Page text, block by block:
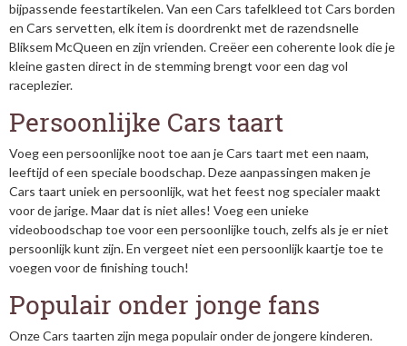
bijpassende feestartikelen. Van een Cars tafelkleed tot Cars borden
en Cars servetten, elk item is doordrenkt met de razendsnelle
Bliksem McQueen en zijn vrienden. Creëer een coherente look die je
kleine gasten direct in de stemming brengt voor een dag vol
raceplezier.
Persoonlijke Cars taart
Voeg een persoonlijke noot toe aan je Cars taart met een naam,
leeftijd of een speciale boodschap. Deze aanpassingen maken je
Cars taart uniek en persoonlijk, wat het feest nog specialer maakt
voor de jarige. Maar dat is niet alles! Voeg een unieke
videoboodschap toe voor een persoonlijke touch, zelfs als je er niet
persoonlijk kunt zijn. En vergeet niet een persoonlijk kaartje toe te
voegen voor de finishing touch!
Populair onder jonge fans
Onze Cars taarten zijn mega populair onder de jongere kinderen.